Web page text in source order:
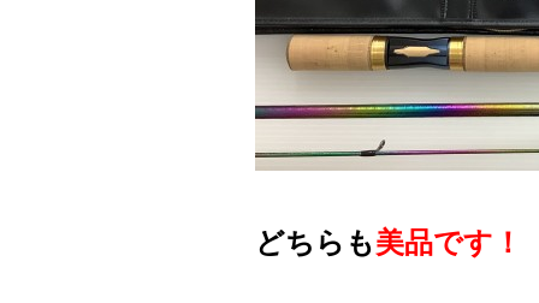
どちらも美品です！